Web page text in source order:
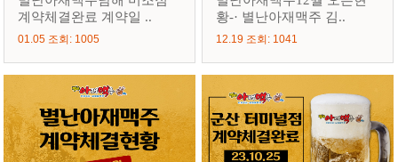
계약체결완료 계약일 ..
01.05 조회: 1005
황-· 별난아재맥주 김..
12.19 조회: 1041